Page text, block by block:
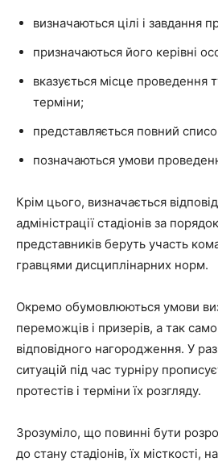
визначаються цілі і завдання
призначаються його керівні
вказується місце проведення
терміни;
представляється повний
позначаються умови
Крім цього, визначається
адміністрації стадіонів за
представників беруть участь
гравцями дисциплінарних норм.
Окремо обумовлюються умови
переможців і призерів, а так
відповідного нагородження. У
ситуацій під час турніру
протестів і терміни їх розгляду.
Зрозуміло, що повинні бути
до стану стадіонів, їх місткості,